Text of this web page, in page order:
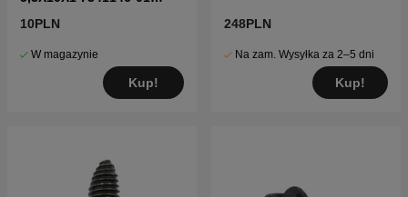
10PLN
W magazynie
Kup!
248PLN
Na zam. Wysyłka za 2–5 dni
Kup!